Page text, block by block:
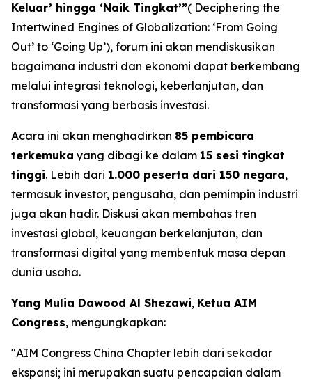
Keluar’ hingga ‘Naik Tingkat’”( Deciphering the
Intertwined Engines of Globalization: ‘From Going
Out’ to ‘Going Up’), forum ini akan mendiskusikan
bagaimana industri dan ekonomi dapat berkembang
melalui integrasi teknologi, keberlanjutan, dan
transformasi yang berbasis investasi.
Acara ini akan menghadirkan 85 pembicara
terkemuka yang dibagi ke dalam 15 sesi tingkat
tinggi. Lebih dari 1.000 peserta dari 150 negara,
termasuk investor, pengusaha, dan pemimpin industri
juga akan hadir. Diskusi akan membahas tren
investasi global, keuangan berkelanjutan, dan
transformasi digital yang membentuk masa depan
dunia usaha.
Yang Mulia Dawood Al Shezawi, Ketua AIM
Congress, mengungkapkan:
"AIM Congress China Chapter lebih dari sekadar
ekspansi; ini merupakan suatu pencapaian dalam